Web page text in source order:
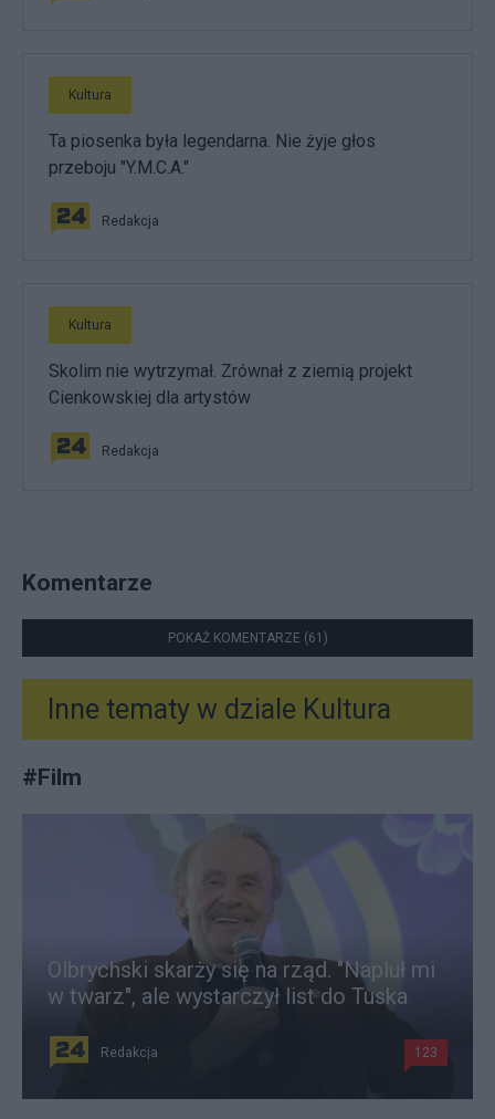
Kultura
Ta piosenka była legendarna. Nie żyje głos
przeboju "Y.M.C.A."
Redakcja
Kultura
Skolim nie wytrzymał. Zrównał z ziemią projekt
Cienkowskiej dla artystów
Redakcja
Komentarze
POKAŻ KOMENTARZE (61)
Inne tematy w dziale Kultura
#Film
Olbrychski skarży się na rząd. "Napluł mi
w twarz", ale wystarczył list do Tuska
Redakcja 123